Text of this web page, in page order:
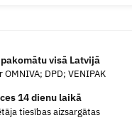
visā Latvijā
DPD; VENIPAK
14 dienu laikā
tiesības aizsargātas